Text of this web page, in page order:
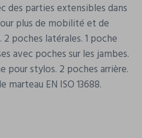
des parties extensibles dans
plus de mobilité et de
poches latérales. 1 poche
avec poches sur les jambes.
pour stylos. 2 poches arrière.
EN ISO 13688.